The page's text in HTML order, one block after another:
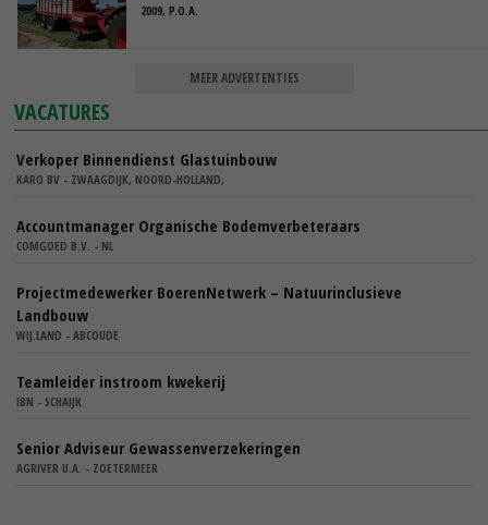
2009, P.O.A.
MEER ADVERTENTIES
VACATURES
Verkoper Binnendienst Glastuinbouw
KARO BV - ZWAAGDIJK, NOORD-HOLLAND,
Accountmanager Organische Bodemverbeteraars
COMGOED B.V. - NL
Projectmedewerker BoerenNetwerk – Natuurinclusieve
Landbouw
WIJ.LAND - ABCOUDE
Teamleider instroom kwekerij
IBN - SCHAIJK
Senior Adviseur Gewassenverzekeringen
AGRIVER U.A. - ZOETERMEER